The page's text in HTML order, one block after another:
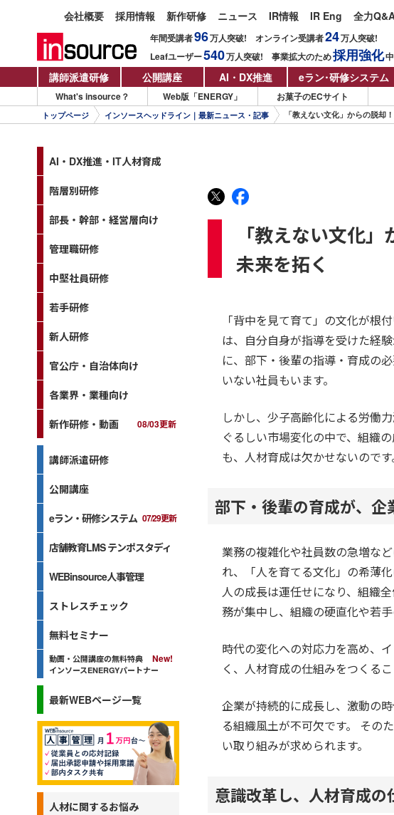
会社概要 採用情報 新作研修 ニュース IR情報 IR Eng 全力
年間受講者96万人突破! オンライン受講者24万人突破!
Leafユーザー540万人突破! 事業拡大のため採用強化中
講師派遣研修
公開講座 AI・DX推進 eラン・研修システム
What's insource？ Web版「ENERGY」 お菓子のECサイト
トップページ インソースヘッドライン｜最新ニュース・記事 「教えない文化」からの脱却
「教えない文化
未来を拓く
「背中を見て育て」の文化が根
は、自分自身が指導を受けた経
に、部下・後輩の指導・育成の
いない社員もいます。
しかし、少子高齢化による労働
ぐるしい市場変化の中で、組織
も、人材育成は欠かせないのです
部下・後輩の育成が、企
業務の複雑化や社員数の急増な
れ、「人を育てる文化」の希薄
人の成長は運任せになり、組織
務が集中し、組織の硬直化や若
時代の変化への対応力を高め、
く、人材育成の仕組みをつくる
企業が持続的に成長し、激動の
る組織風土が不可欠です。 その
い取り組みが求められます。
意識改革し、人材育成の
AI・DX推進・IT人材育成
階層別研修
部長・幹部・経営層向け
管理職研修
中堅社員研修
若手研修
新人研修
官公庁・自治体向け
各業界・業種向け
新作研修・動画 08/03更新
講師派遣研修
公開講座
eラン・研修システム 07/29更新
店舗教育LMS テンポスタディ
WEBinsource人事管理
ストレスチェック
無料セミナー
動画・公開講座の無料特典
インソースENERGYパートナー
最新WEBページ一覧
人材に関するお悩み